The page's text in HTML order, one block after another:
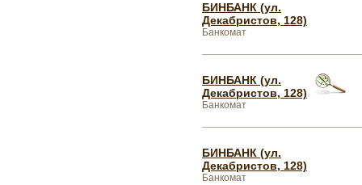
БИНБАНК (ул.
Декабристов, 128)
Банкомат
БИНБАНК (ул.
Декабристов, 128)
Банкомат
БИНБАНК (ул.
Декабристов, 128)
Банкомат